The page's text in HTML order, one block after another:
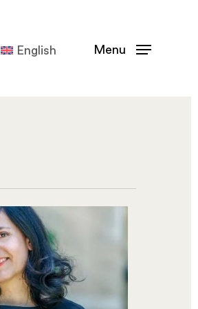
English Menu